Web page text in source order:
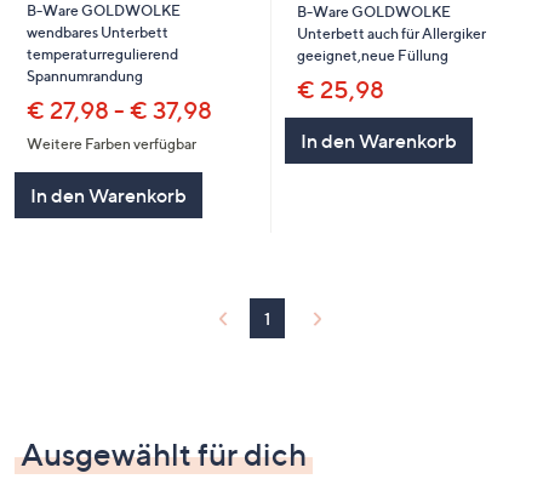
B-Ware GOLDWOLKE
wendbares Unterbett
temperaturregulierend
Spannumrandung
€ 27,98 - € 37,98
Weitere Farben verfügbar
In den Warenkorb
B-Ware GOLDWOLKE
Unterbett auch für Allergiker
geeignet,neue Füllung
€ 25,98
In den Warenkorb
1
Ausgewählt für dich